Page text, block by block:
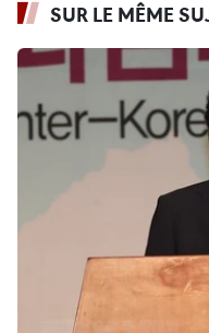
SUR LE MÊME